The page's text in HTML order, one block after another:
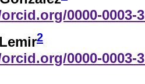
0000-0003-
2
0000-0003-